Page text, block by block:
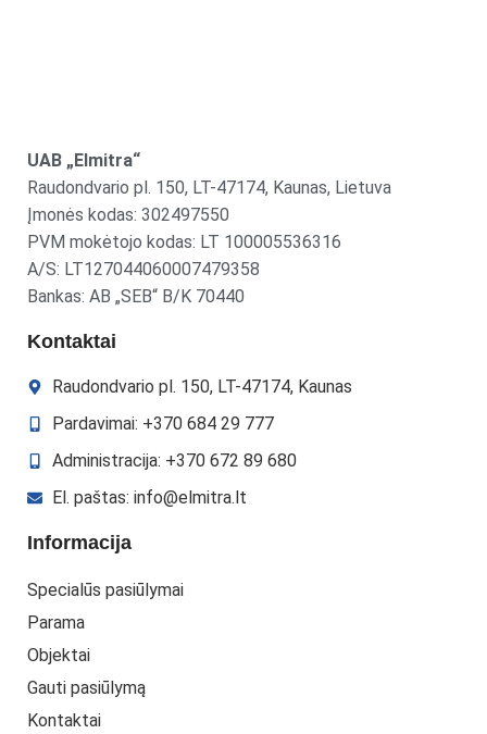
UAB „Elmitra“
Raudondvario pl. 150, LT-47174, Kaunas, Lietuva
Įmonės kodas: 302497550
PVM mokėtojo kodas: LT 100005536316
A/S: LT127044060007479358
Bankas: AB „SEB“ B/K 70440
Kontaktai
Raudondvario pl. 150, LT-47174, Kaunas
Pardavimai: +370 684 29 777
Administracija: +370 672 89 680
El. paštas: info@elmitra.lt
Informacija
Specialūs pasiūlymai
Parama
Objektai
Gauti pasiūlymą
Kontaktai